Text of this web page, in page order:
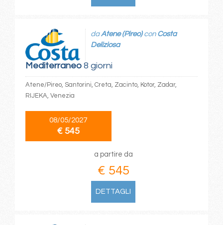
Mediterraneo8 giorni
daAtene (Pireo)con Costa
Deliziosa
Atene/Pireo, Santorini, Creta, Zacinto, Kotor, Zadar,
RIJEKA, Venezia
08/05/2027
€ 545
a partire da
€ 545
DETTAGLI